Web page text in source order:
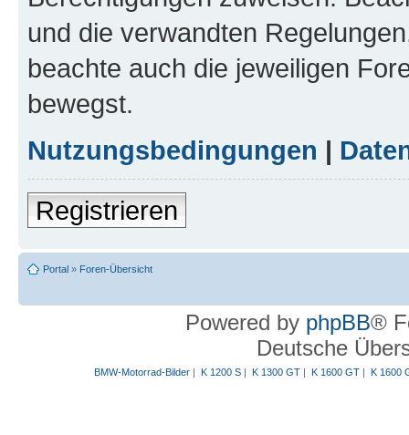
und die verwandten
beachte auch die jeweiligen
bewegst.
Nutzungsbedingungen |
Registrieren
Portal » Foren-Übersicht
Powered by phpBB®
Deutsche
BMW-Motorrad-Bilder| K 1200 S| K 1300 GT| K 1600 GT| K 1600